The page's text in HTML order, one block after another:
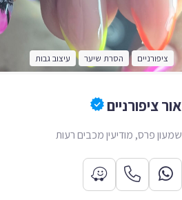
ציפורניים הסרת שיער עיצוב גבות
ציפורניים
פרס, מודיעין מכבים רעות